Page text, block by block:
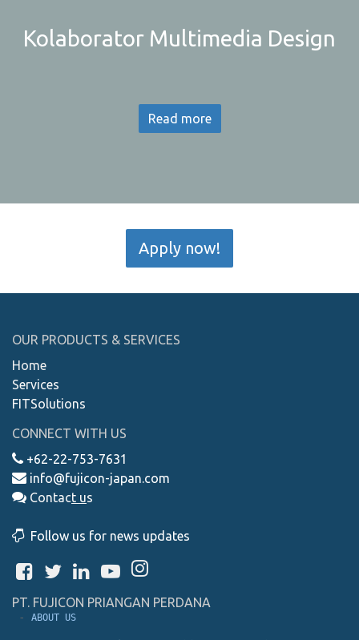
Kolaborator Multimedia Design
Read more
Apply now!
OUR PRODUCTS & SERVICES
Home
Services
FITSolutions
CONNECT WITH US
+62-22-753-7631
info@fujicon-japan.com
Contact us
Follow us for news updates
PT. FUJICON PRIANGAN PERDANA
- ABOUT US